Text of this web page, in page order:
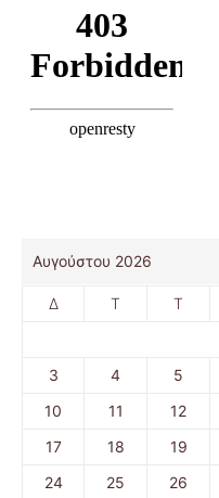
Αυγούστου 2026
Δ Τ Τ
3
4 5
10
11 12
17
18 19
24
25 26